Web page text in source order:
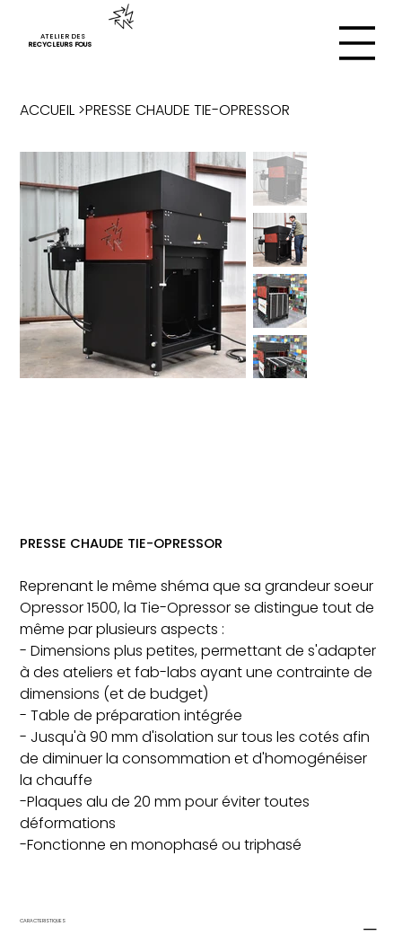
ATELIER DES
RECYCLEURS FOUS
ACCUEIL >PRESSE CHAUDE TIE-OPRESSOR
PRESSE CHAUDE TIE-OPRESSOR
Reprenant le même shéma que sa grandeur soeur
Opressor 1500, la Tie-Opressor se distingue tout de
même par plusieurs aspects :
- Dimensions plus petites, permettant de s'adapter
à des ateliers et fab-labs ayant une contrainte de
dimensions (et de budget)
- Table de préparation intégrée
- Jusqu'à 90 mm d'isolation sur tous les cotés afin
de diminuer la consommation et d'homogénéiser
la chauffe
-Plaques alu de 20 mm pour éviter toutes
déformations
-Fonctionne en monophasé ou triphasé
CARACTERISTIQUES